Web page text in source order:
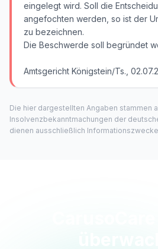
eingelegt wird. Soll die
angefochten werden, so ist der
zu bezeichnen.
Die Beschwerde soll begründet
Amtsgericht Königstein/Ts.,
Die hier dargestellten Angaben stammen
Insolvenzbekanntmachungen der
dienen ausschließlich